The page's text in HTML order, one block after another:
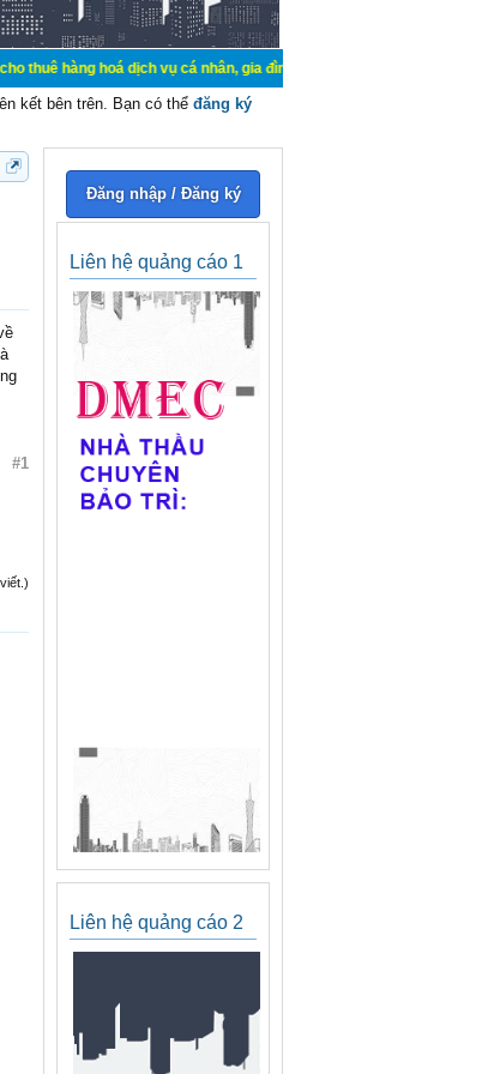
hoá dịch vụ cá nhân, gia đình. Mua bán, ký gửi, cho thuê thiết bị
kết bên trên. Bạn có thể đăng ký
#1
Đăng nhập / Đăng ký
Liên hệ quảng cáo 1
Liên hệ quảng cáo 2